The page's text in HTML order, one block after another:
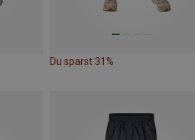
Du sparst 31%